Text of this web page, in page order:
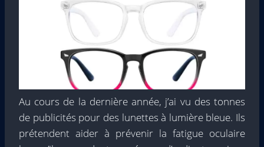
Au cours de la dernière année, j’ai vu des tonnes
de publicités pour des lunettes à lumière bleue. Ils
prétendent aider à prévenir la fatigue oculaire